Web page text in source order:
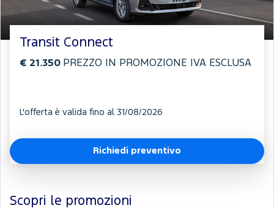
Transit Connect
€ 21.350 PREZZO IN PROMOZIONE IVA ESCLUSA
L'offerta è valida fino al 31/08/2026
Richiedi preventivo
Scopri le promozioni